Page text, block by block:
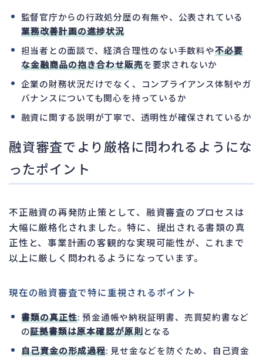
監督官庁からの行政処分歴の有無や、公表されている
業務改善計画の進捗状況
担当者との面談で、経済合理性のない手数料や不必要
な金融商品の抱き合わせ販売を要求されないか
企業の財務状況だけでなく、コンプライアンス体制やガ
バナンスについても関心を持っているか
融資に関する説明が丁寧で、透明性が確保されているか
融資審査でより厳格に問われるようにな
ったポイント
不正融資の再発防止策として、融資審査のプロセスは
大幅に厳格化されました。特に、提出される書類の真
正性と、事業計画の客観的な実現可能性が、これまで
以上に厳しく問われるようになっています。
現在の融資審査で特に重視されるポイント
書類の真正性: 預金通帳や納税証明書、売買契約書など
の証拠書類は原本確認が原則となる
自己資金の形成過程: 見せ金などを防ぐため、自己資金